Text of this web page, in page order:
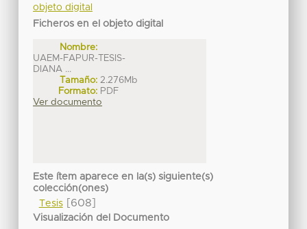
objeto digital
Ficheros en el objeto digital
Nombre:
UAEM-FAPUR-TESIS-
DIANA ...
Tamaño: 2.276Mb
Formato: PDF
Ver documento
Este ítem aparece en la(s) siguiente(s)
colección(ones)
Tesis[608]
Visualización del Documento